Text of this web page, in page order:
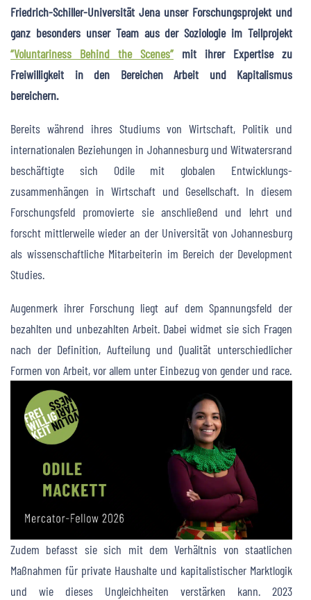
Friedrich-Schiller-Universität Jena unser Forschungsprojekt und
ganz besonders unser Team aus der Soziologie im Teilprojekt
“Voluntariness Behind the Scenes” mit ihrer Expertise zu
Freiwilligkeit in den Bereichen Arbeit und Kapitalismus
bereichern.
Bereits während ihres Studiums von Wirtschaft, Politik und
internationalen Beziehungen in Johannesburg und Witwatersrand
beschäftigte sich Odile mit globalen Entwicklungs-
zusammenhängen in Wirtschaft und Gesellschaft. In diesem
Forschungsfeld promovierte sie anschließend und lehrt und
forscht mittlerweile wieder an der Universität von Johannesburg
als wissenschaftliche Mitarbeiterin im Bereich der Development
Studies.
Augenmerk ihrer Forschung liegt auf dem Spannungsfeld der
bezahlten und unbezahlten Arbeit. Dabei widmet sie sich Fragen
nach der Definition, Aufteilung und Qualität unterschiedlicher
Formen von Arbeit, vor allem unter Einbezug von gender und race.
Zudem befasst sie sich mit dem Verhältnis von staatlichen
Maßnahmen für private Haushalte und kapitalistischer Marktlogik
und wie dieses Ungleichheiten verstärken kann. 2023